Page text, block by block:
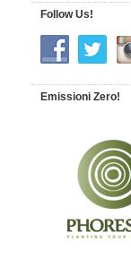
Follow Us!
Emissioni Zero!